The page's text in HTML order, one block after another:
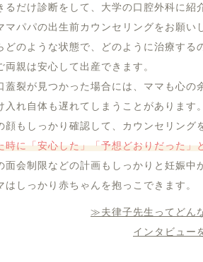
るだけ診断をして、大学の口腔外科に紹
マパパの出生前カウンセリングをお願い
どのような状態で、どのように治療する
親は安心して出産できます。
蓋裂が見つかった場合には、ママも心の
入れ自体も遅れてしまうことがあります
顔もしっかり確認して、カウンセリング
時に「安心した」「予想どおりだった」
面会制限などの計画もしっかりと妊娠中
はしっかり赤ちゃんを抱っこできます。
≫夫律子先生ってどん
インタビュー